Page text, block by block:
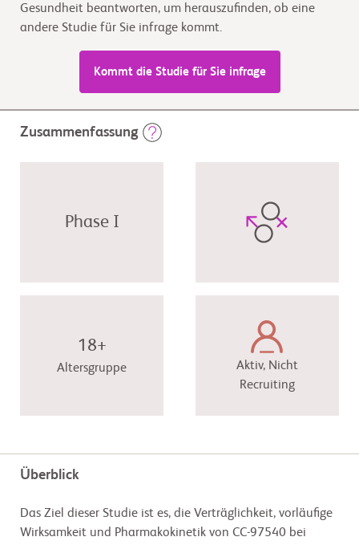
Gesundheit beantworten, um herauszufinden, ob eine
andere Studie für Sie infrage kommt.
Kommt die Studie für Sie infrage
Zusammenfassung
Phase I
18+
Altersgruppe
Aktiv, Nicht
Recruiting
Überblick
Das Ziel dieser Studie ist es, die Verträglichkeit, vorläufige
Wirksamkeit und Pharmakokinetik von CC-97540 bei